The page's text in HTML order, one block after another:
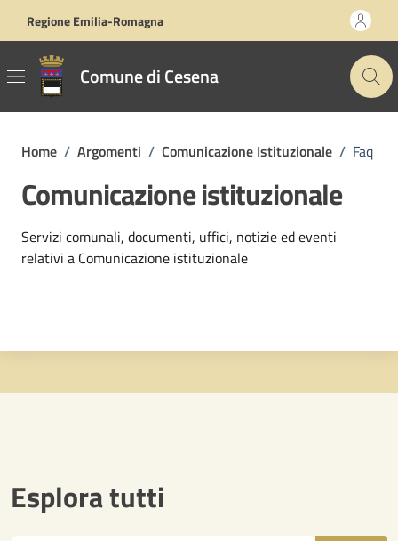
Regione Emilia-Romagna
Comune di Cesena
Home / Argomenti / Comunicazione Istituzionale / Faq
Comunicazione istituzionale
Dettagli dell'argomento
Servizi comunali, documenti, uffici, notizie ed eventi
relativi a Comunicazione istituzionale
Esplora tutti